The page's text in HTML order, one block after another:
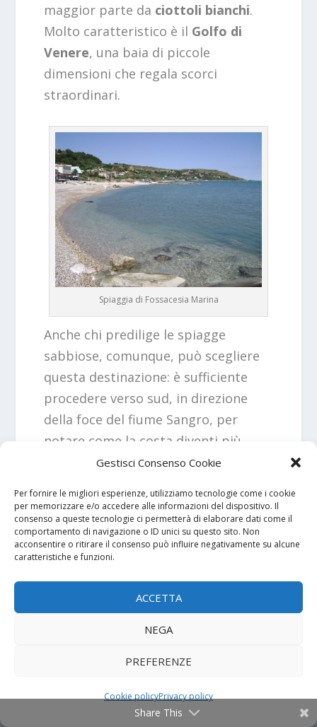
Gestisci Consenso Cookie
Per fornire le migliori esperienze, utilizziamo tecnologie come i cookie
per memorizzare e/o accedere alle informazioni del dispositivo. Il
consenso a queste tecnologie ci permetterà di elaborare dati come il
comportamento di navigazione o ID unici su questo sito. Non
acconsentire o ritirare il consenso può influire negativamente su alcune
caratteristiche e funzioni.
ACCETTA
NEGA
PREFERENZE
Cookie policyPrivacy policy
maggior parte da ciottoli bianchi.
Molto caratteristico è il Golfo di
Venere, una baia di piccole
dimensioni che regala scorci
straordinari.
Spiaggia di Fossacesia Marina
Anche chi predilige le spiagge
sabbiose, comunque, può scegliere
questa destinazione: è sufficiente
procedere verso sud, in direzione
della foce del fiume Sangro, per
notare come la costa diventi più
bassa e si moltiplichino le dune di
Sono due i trabocchi che si possono
osservare presso il litorale di
Pesce Palombo, situati in
corrispondenza del litorale roccioso
anche in bici, approfittando della
Verde Costa dei Trabocchi
Share This